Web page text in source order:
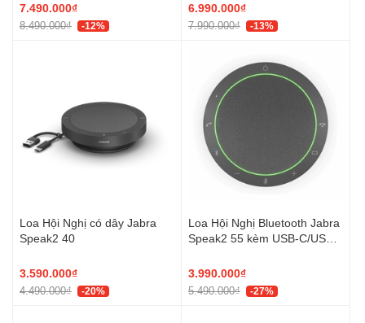
7.490.000₫
8.490.000₫ -12%
6.990.000₫
7.990.000₫ -13%
Loa Hội Nghị có dây Jabra
Speak2 40
3.590.000₫
4.490.000₫ -20%
Loa Hội Nghị Bluetooth Jabra
Speak2 55 kèm USB-C/USB-
3.990.000₫
5.490.000₫ -27%